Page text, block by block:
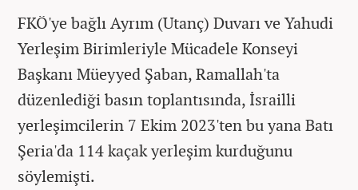
FKÖ'ye bağlı Ayrım (Utanç) Duvarı ve Yahudi
Yerleşim Birimleriyle Mücadele Konseyi
Başkanı Müeyyed Şaban, Ramallah'ta
düzenlediği basın toplantısında, İsrailli
yerleşimcilerin 7 Ekim 2023'ten bu yana Batı
Şeria'da 114 kaçak yerleşim kurduğunu
söylemişti.